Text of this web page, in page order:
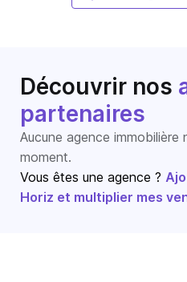
Découvrir nos
partenaires
Aucune agence immobilière
moment.
Vous êtes une agence ?
Horiz et multiplier mes